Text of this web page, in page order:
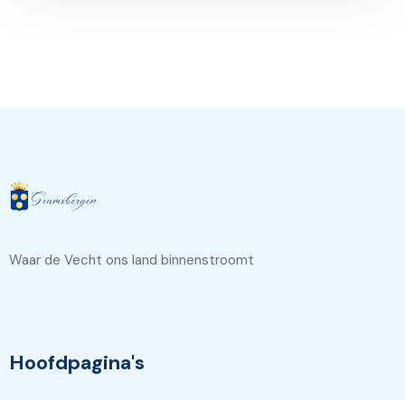
Waar de Vecht ons land binnenstroomt
Hoofdpagina's